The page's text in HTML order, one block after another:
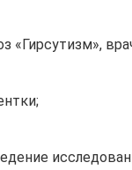
«Гирсутизм»,